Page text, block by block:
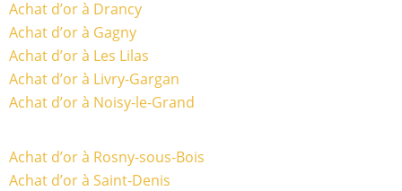
Achat d’or à Drancy
Achat d’or à Gagny
Achat d’or à Les Lilas
Achat d’or à Livry-Gargan
Achat d’or à Noisy-le-Grand
Achat d’or à Rosny-sous-Bois
Achat d’or à Saint-Denis